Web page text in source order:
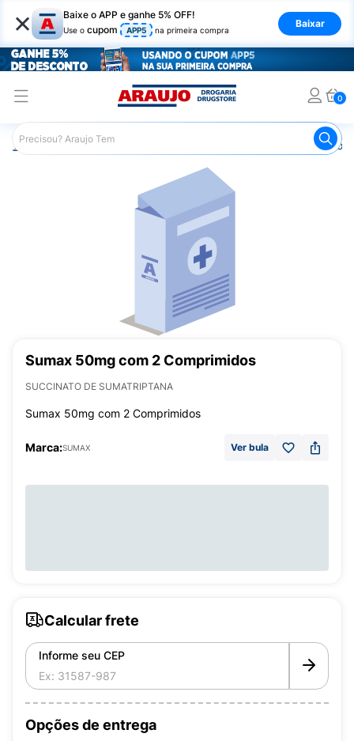
× Baixe o APP e ganhe 5% OFF!
Use o cupom APP5 na primeira compra
Baixar
0
Araujo Medicamentos Remédio
Sumax 50mg com 2 Comprimidos
SUCCINATO DE SUMATRIPTANA
Sumax 50mg com 2 Comprimidos
Marca:SUMAX Ver bula
Calcular frete
Informe seu CEP
Opções de entrega